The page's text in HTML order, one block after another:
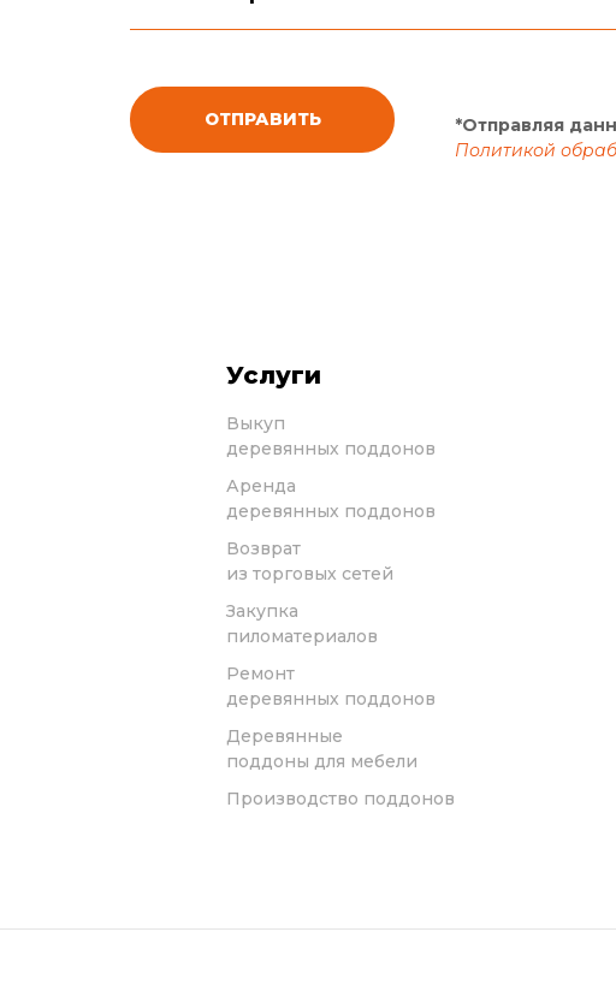
ОТПРАВИТЬ
*Отправляя
Политикой
Услуги
Выкуп
деревянных поддонов
Аренда
деревянных поддонов
Возврат
из торговых сетей
Закупка
пиломатериалов
Ремонт
деревянных поддонов
Деревянные
поддоны для мебели
Производство поддонов